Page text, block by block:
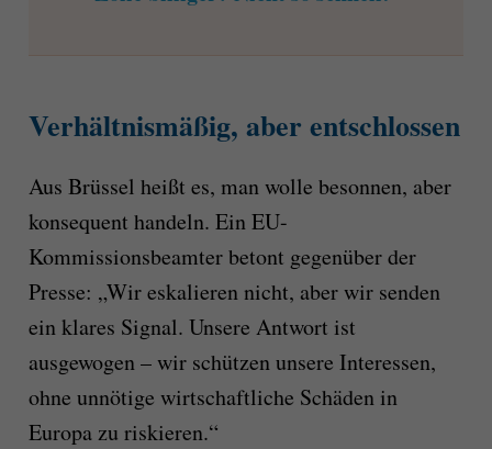
Verhältnismäßig, aber entschlossen
Aus Brüssel heißt es, man wolle besonnen, aber
konsequent handeln. Ein EU-
Kommissionsbeamter betont gegenüber der
Presse: „Wir eskalieren nicht, aber wir senden
ein klares Signal. Unsere Antwort ist
ausgewogen – wir schützen unsere Interessen,
ohne unnötige wirtschaftliche Schäden in
Europa zu riskieren.“